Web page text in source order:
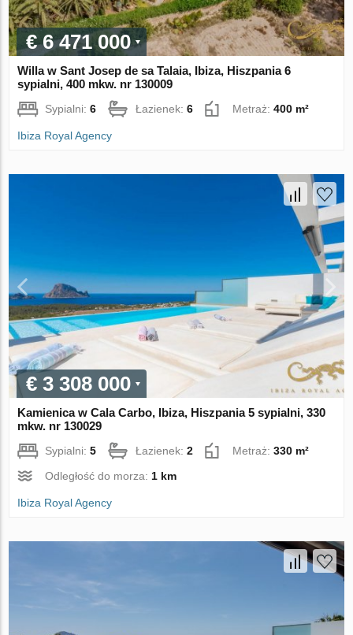
€ 6 471 000
Willa w Sant Josep de sa Talaia, Ibiza, Hiszpania 6
sypialni, 400 mkw. nr 130009
Sypialni:6 Łazienek:6 Metraż:400 m²
Ibiza Royal Agency
€ 3 308 000
Kamienica w Cala Carbo, Ibiza, Hiszpania 5 sypialni, 330
mkw. nr 130029
Sypialni:5 Łazienek:2 Metraż:330 m²
Odległość do morza: 1 km
Ibiza Royal Agency